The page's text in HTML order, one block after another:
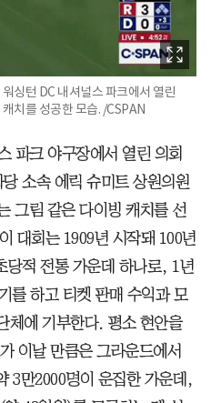
싱턴 DC 내셔널스 파크에서 열린
치를 성공한 모습. /CSPAN
파크 야구장에서 열린 의회
소속 에릭 슈미트 상원의원
그림 같은 다이빙 캐치를 선
대회는 1909년 시작돼 100년
당적 전통 가운데 하나로, 1년
를 하고 티켓 판매 수익과 모
체에 기부한다. 평소 현안을
이날 만큼은 그라운드에서
3만2000명이 운집한 가운데,